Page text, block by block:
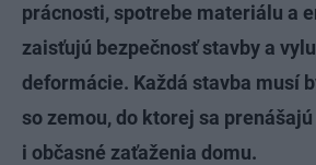
prácnosti, spotrebe materiálu a
zaisťujú bezpečnosť stavby a
deformácie. Každá stavba musí
so zemou, do ktorej sa
i občasné zaťaženia domu.